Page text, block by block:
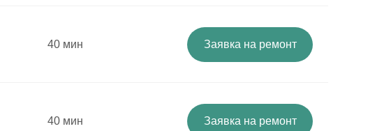
40 мин Заявка на ремонт
40 мин Заявка на ремонт